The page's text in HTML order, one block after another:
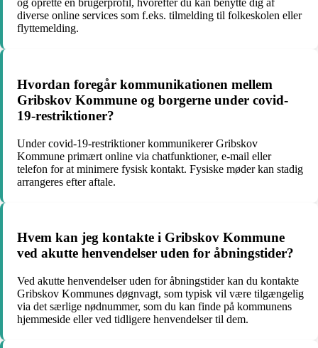
og oprette en brugerprofil, hvorefter du kan benytte dig af
diverse online services som f.eks. tilmelding til folkeskolen eller
flyttemelding.
Hvordan foregår kommunikationen mellem
Gribskov Kommune og borgerne under covid-
19-restriktioner?
Under covid-19-restriktioner kommunikerer Gribskov
Kommune primært online via chatfunktioner, e-mail eller
telefon for at minimere fysisk kontakt. Fysiske møder kan stadig
arrangeres efter aftale.
Hvem kan jeg kontakte i Gribskov Kommune
ved akutte henvendelser uden for åbningstider?
Ved akutte henvendelser uden for åbningstider kan du kontakte
Gribskov Kommunes døgnvagt, som typisk vil være tilgængelig
via det særlige nødnummer, som du kan finde på kommunens
hjemmeside eller ved tidligere henvendelser til dem.